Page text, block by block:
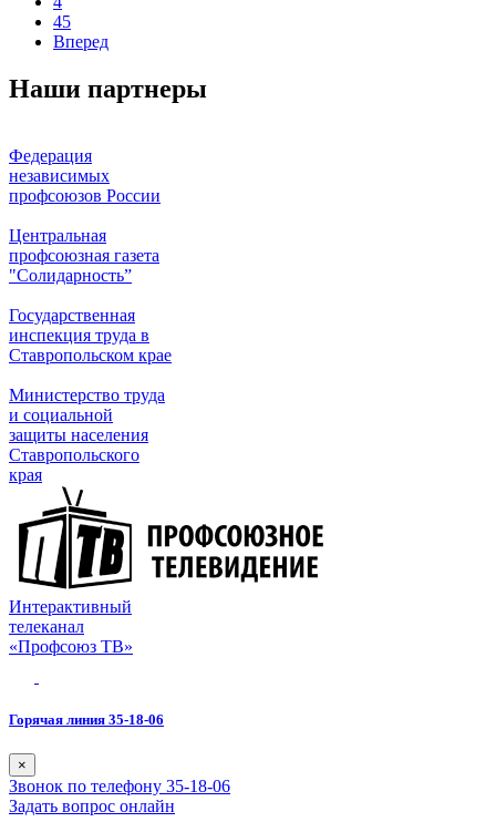
45
Вперед
Наши партнеры
Федерация
независимых
профсоюзов России
Центральная
профсоюзная газета
"Солидарность”
Государственная
инспекция труда в
Ставропольском крае
Министерство труда
и социальной
защиты населения
Ставропольского
края
Интерактивный
телеканал
«Профсоюз ТВ»
Горячая линия 35-18-06
×
Звонок по телефону 35-18-06
Задать вопрос онлайн